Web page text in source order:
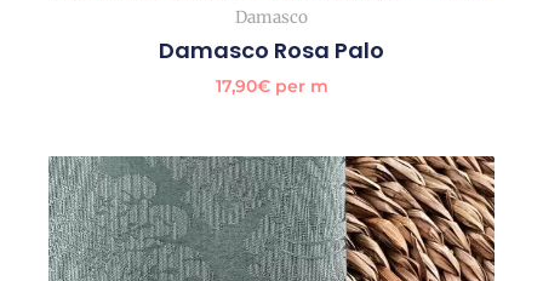
Damasco
Damasco Rosa Palo
17,90€per m